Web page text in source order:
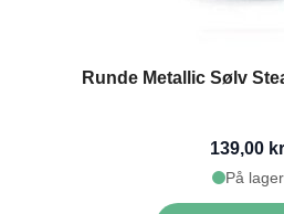
Runde Metallic Sølv
139,00 kr
På lager